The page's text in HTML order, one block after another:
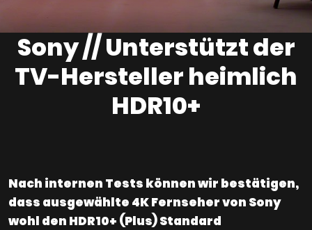
Sony // Unterstützt der
TV-Hersteller heimlich
HDR10+
Nach internen Tests können wir bestätigen,
dass ausgewählte 4K Fernseher von Sony
wohl den HDR10+ (Plus) Standard